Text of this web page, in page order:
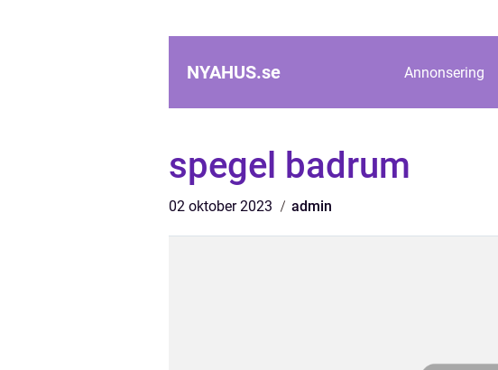
NYAHUS.se Annonsering
spegel badrum
02 oktober 2023 admin